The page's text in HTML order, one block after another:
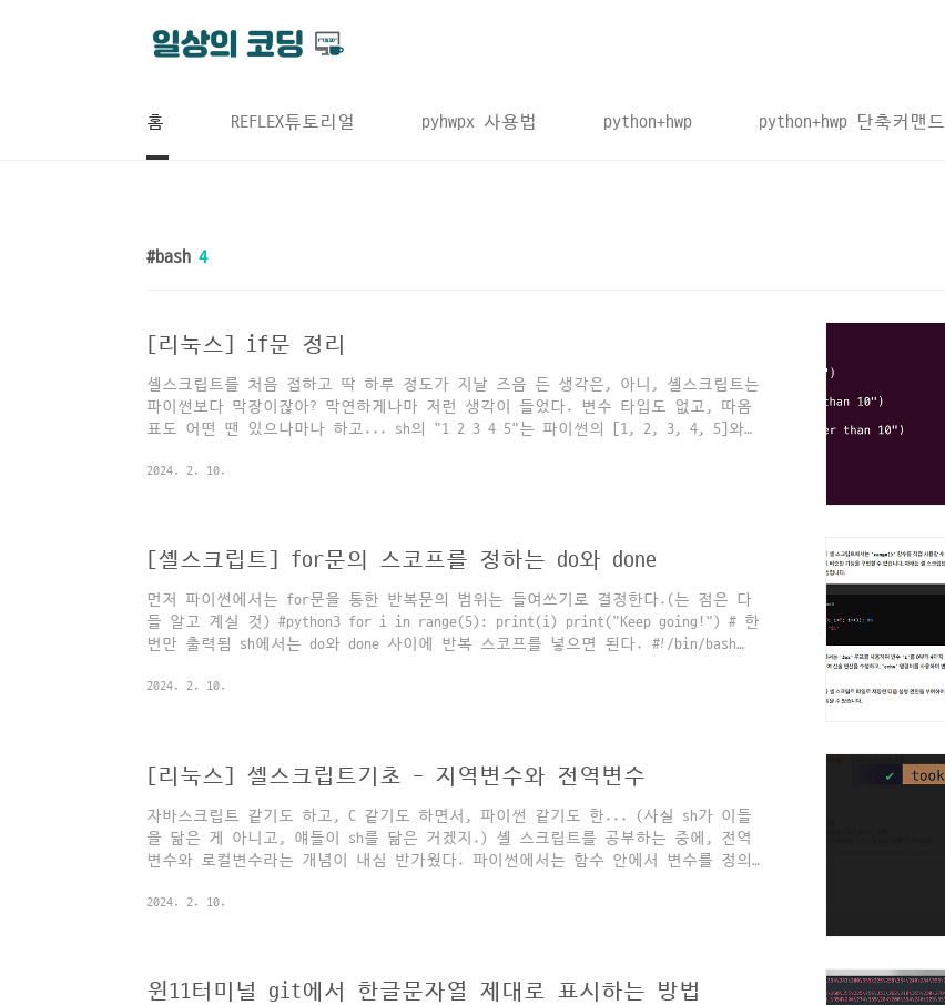
홈 REFLEX튜토리얼 pyhwpx 사용법 python+hwp python+hwp 단축커맨드
bash 4
[리눅스] if문 정리
셸스크립트를 처음 접하고 딱 하루 정도가 지날 즈음 든 생각은, 아니, 셸스크립트는
파이썬보다 막장이잖아? 막연하게나마 저런 생각이 들었다. 변수 타입도 없고, 따옴
표도 어떤 땐 있으나마나 하고... sh의 "1 2 3 4 5"는 파이썬의 [1, 2, 3, 4, 5]와
어떤 경우에는 따옴표도 필요없다ㄷㄷㄷ 하여튼, 셸스크립트의 if문은 파이썬과 상당
2024. 2. 10.
[셸스크립트] for문의 스코프를 정하는 do와 done
먼저 파이썬에서는 for문을 통한 반복문의 범위는 들여쓰기로 결정한다.(는 점은 다
들 알고 계실 것) #python3 for i in range(5): print(i) print("Keep going!") # 한
번만 출력됨 sh에서는 do와 done 사이에 반복 스코프를 넣으면 된다. #!/bin/bash
You can't use 'macro parameter character #' in math mode
going!" 갑자기 궁금한 게 생겼다. 파이썬의 range 배열은 sh에서는 어떤 방식으로
2024. 2. 10.
[리눅스] 셸스크립트기초 - 지역변수와 전역변수
자바스크립트 같기도 하고, C 같기도 하면서, 파이썬 같기도 한... (사실 sh가 이들
을 닮은 게 아니고, 얘들이 sh를 닮은 거겠지.) 셸 스크립트를 공부하는 중에, 전역
변수와 로컬변수라는 개념이 내심 반가웠다. 파이썬에서는 함수 안에서 변수를 정의
한다. #!/bin/bash language="Korean" function learn() { local
2024. 2. 10.
윈11터미널 git에서 한글문자열 제대로 표시하는 방법